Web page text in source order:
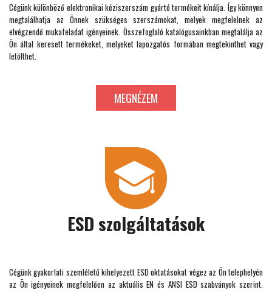
Cégünk különböző elektronikai kéziszerszám gyártó termékeit kínálja. Így könnyen
megtalálhatja az Önnek szükséges szerszámokat, melyek megfelelnek az
elvégzendő mukafeladat igényeinek. Összefoglaló katalógusainkban megtalálja az
Ön által keresett termékeket, melyeket lapozgatós formában megtekinthet vagy
letölthet.
MEGNÉZEM
ESD szolgáltatások
Cégünk gyakorlati szemléletű kihelyezett ESD oktatásokat végez az Ön telephelyén
az Ön igényeinek megfelelően az aktuális EN és ANSI ESD szabványok szerint.